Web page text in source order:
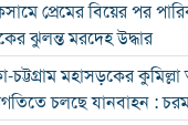
প্রেমের বিয়ের পর
ঝুলন্ত মরদেহ উদ্ধার
চট্টগ্রাম মহাসড়কের
চলছে যানবাহন :